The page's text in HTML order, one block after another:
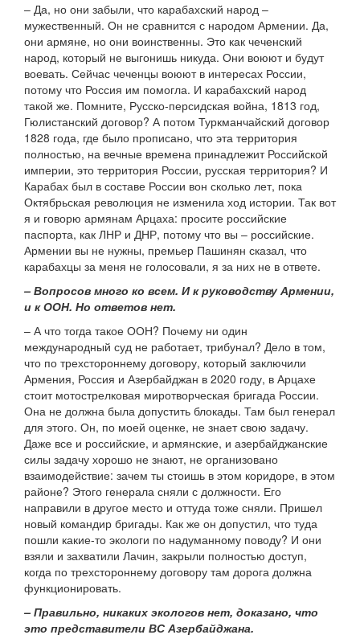
– Да, но они забыли, что карабахский народ –
мужественный. Он не сравнится с народом Армении. Да,
они армяне, но они воинственны. Это как чеченский
народ, который не выгонишь никуда. Они воюют и будут
воевать. Сейчас чеченцы воюют в интересах России,
потому что Россия им помогла. И карабахский народ
такой же. Помните, Русско-персидская война, 1813 год,
Гюлистанский договор? А потом Туркманчайский договор
1828 года, где было прописано, что эта территория
полностью, на вечные времена принадлежит Российской
империи, это территория России, русская территория? И
Карабах был в составе России вон сколько лет, пока
Октябрьская революция не изменила ход истории. Так вот
я и говорю армянам Арцаха: просите российские
паспорта, как ЛНР и ДНР, потому что вы – российские.
Армении вы не нужны, премьер Пашинян сказал, что
карабахцы за меня не голосовали, я за них не в ответе.
– Вопросов много ко всем. И к руководству Армении,
и к ООН. Но ответов нет.
– А что тогда такое ООН? Почему ни один
международный суд не работает, трибунал? Дело в том,
что по трехстороннему договору, который заключили
Армения, Россия и Азербайджан в 2020 году, в Арцахе
стоит мотострелковая миротворческая бригада России.
Она не должна была допустить блокады. Там был генерал
для этого. Он, по моей оценке, не знает свою задачу.
Даже все и российские, и армянские, и азербайджанские
силы задачу хорошо не знают, не организовано
взаимодействие: зачем ты стоишь в этом коридоре, в этом
районе? Этого генерала сняли с должности. Его
направили в другое место и оттуда тоже сняли. Пришел
новый командир бригады. Как же он допустил, что туда
пошли какие-то экологи по надуманному поводу? И они
взяли и захватили Лачин, закрыли полностью доступ,
когда по трехстороннему договору там дорога должна
функционировать.
– Правильно, никаких экологов нет, доказано, что
это представители ВС Азербайджана.